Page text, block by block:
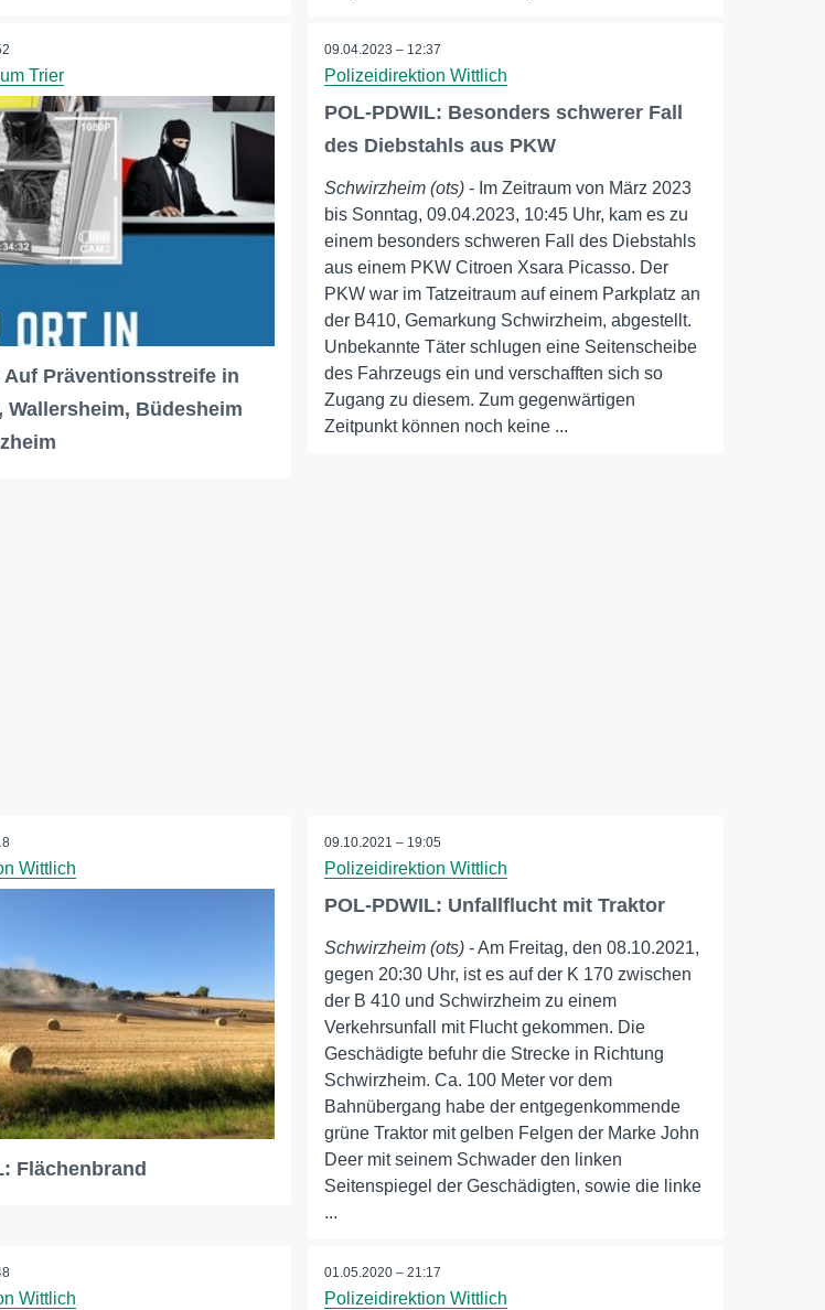
Trier
Auf Präventionsstreife in
Wallersheim, Büdesheim
09.04.2023 – 12:37
Polizeidirektion Wittlich
POL-PDWIL: Besonders schwerer Fall
des Diebstahls aus PKW
Schwirzheim (ots) - Im Zeitraum von März 2023
bis Sonntag, 09.04.2023, 10:45 Uhr, kam es zu
einem besonders schweren Fall des Diebstahls
aus einem PKW Citroen Xsara Picasso. Der
PKW war im Tatzeitraum auf einem Parkplatz an
der B410, Gemarkung Schwirzheim, abgestellt.
Unbekannte Täter schlugen eine Seitenscheibe
des Fahrzeugs ein und verschafften sich so
Zugang zu diesem. Zum gegenwärtigen
Zeitpunkt können noch keine ...
Wittlich
Flächenbrand
09.10.2021 – 19:05
Polizeidirektion Wittlich
POL-PDWIL: Unfallflucht mit Traktor
Schwirzheim (ots) - Am Freitag, den 08.10.2021,
gegen 20:30 Uhr, ist es auf der K 170 zwischen
der B 410 und Schwirzheim zu einem
Verkehrsunfall mit Flucht gekommen. Die
Geschädigte befuhr die Strecke in Richtung
Schwirzheim. Ca. 100 Meter vor dem
Bahnübergang habe der entgegenkommende
grüne Traktor mit gelben Felgen der Marke John
Deer mit seinem Schwader den linken
Seitenspiegel der Geschädigten, sowie die linke
...
Wittlich
01.05.2020 – 21:17
Polizeidirektion Wittlich